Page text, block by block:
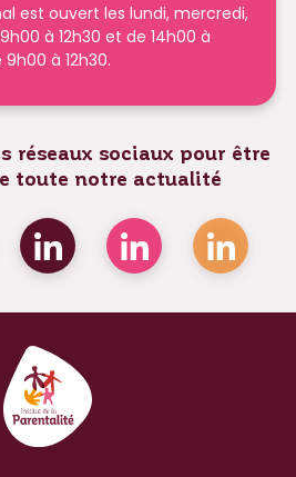
est ouvert les lundi, mercredi,
à 12h30 et de 14h00 à
à 12h30.
réseaux sociaux pour être
toute notre actualité